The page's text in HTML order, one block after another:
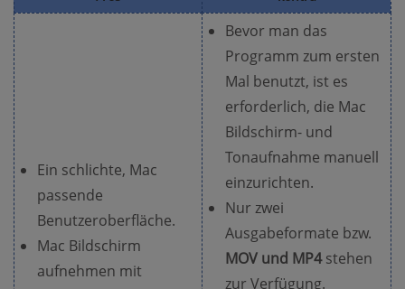
Ein schlichte, Mac
passende
Benutzeroberfläche.
Mac Bildschirm
aufnehmen mit
Bevor man das
Programm zum ersten
Mal benutzt, ist es
erforderlich, die Mac
Bildschirm- und
Tonaufnahme manuell
einzurichten.
Nur zwei
Ausgabeformate bzw.
MOV und MP4stehen
zur Verfügung.